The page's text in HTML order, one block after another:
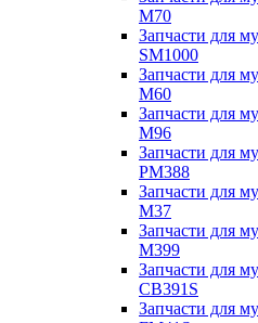
M70
Запчасти для
SM1000
Запчасти для
M60
Запчасти для
M96
Запчасти для
PM388
Запчасти для
M37
Запчасти для
M399
Запчасти для
CB391S
Запчасти для